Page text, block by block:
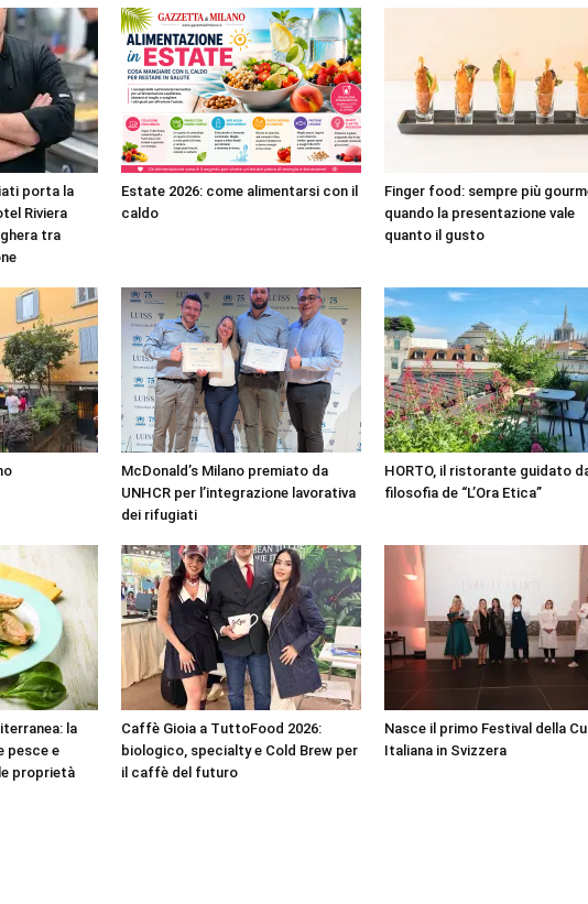
porta la
Riviera
tra
Estate 2026: come alimentarsi con il
caldo
Finger food: sempre più
quando la presentazione vale
quanto il gusto
McDonald’s Milano premiato da
UNHCR per l’integrazione lavorativa
dei rifugiati
HORTO, il ristorante guidato
filosofia de “L’Ora Etica”
la
pesce e
proprietà
Caffè Gioia a TuttoFood 2026:
biologico, specialty e Cold Brew per
il caffè del futuro
Nasce il primo Festival della
Italiana in Svizzera